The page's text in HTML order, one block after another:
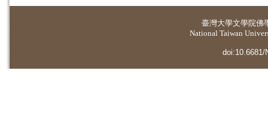
臺灣大學文學院佛
National Taiwan
doi:10.6681/